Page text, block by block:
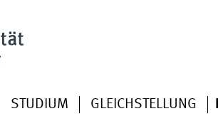
STUDIUM GLEICHSTELLUNG